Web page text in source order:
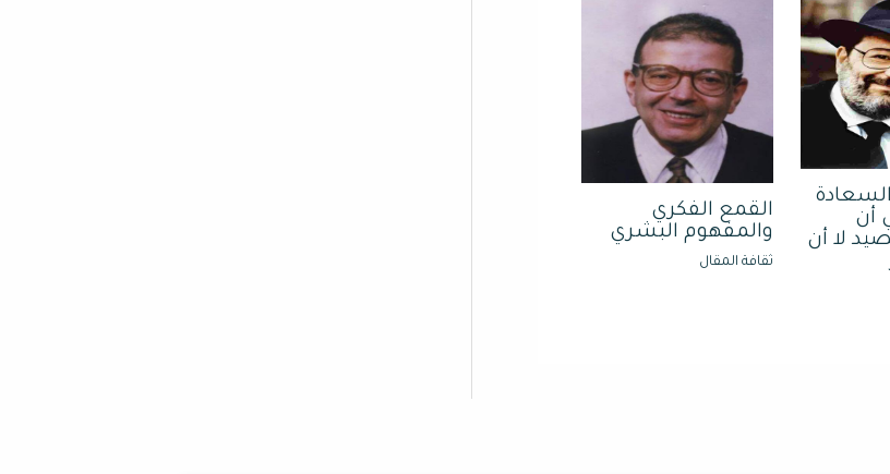
السعادة
أن
لا أن
القمع الفكري
والمفهوم البشري
ثقافة المقال